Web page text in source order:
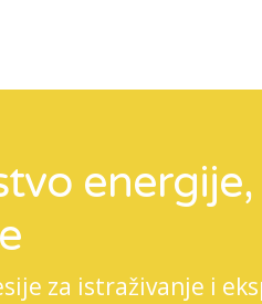
energije,
za istraživanje i